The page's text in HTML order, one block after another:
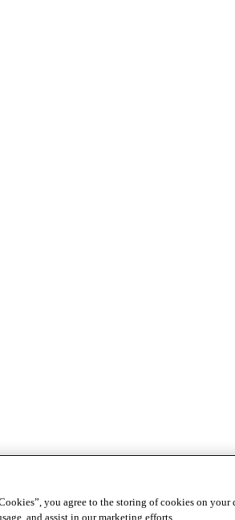
you agree to the storing of cookies on your
and assist in our marketing efforts.